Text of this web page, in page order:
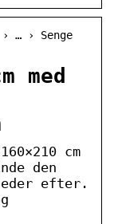
… › Senge
med
cm
den
efter.